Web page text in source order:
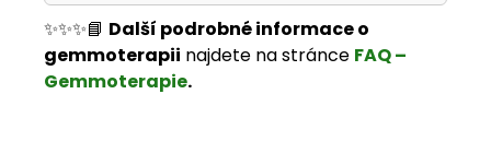
✨✨✨📘 Další podrobné informace o
gemmoterapii najdete na stránce FAQ –
Gemmoterapie.